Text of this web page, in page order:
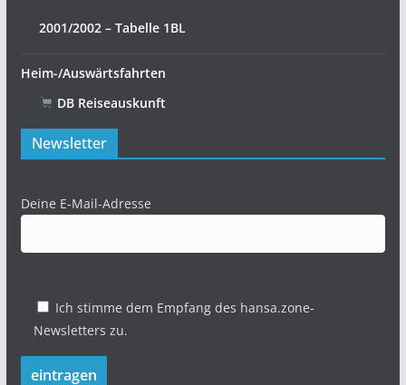
2001/2002 – Tabelle 1BL
Heim-/Auswärtsfahrten
DB Reiseauskunft
Newsletter
Deine E-Mail-Adresse
Ich stimme dem Empfang des hansa.zone-
Newsletters zu.